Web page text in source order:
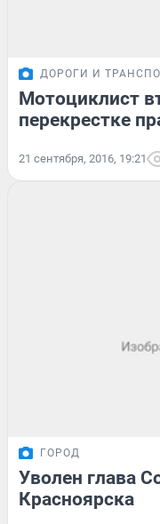
ДОРОГИ И
Мотоциклист
перекрестке
21 сентября, 2016, 19:21
ГОРОД
Уволен глава
Красноярска